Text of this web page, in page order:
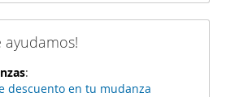
ayudamos!
:
descuento en tu mudanza